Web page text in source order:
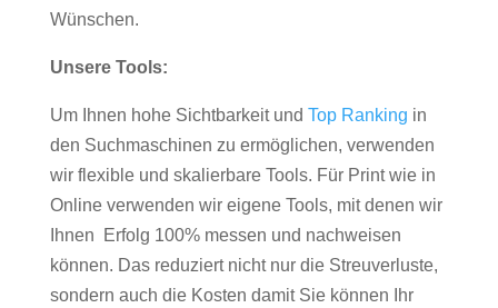
Wünschen.
Unsere Tools:
Um Ihnen hohe Sichtbarkeit und Top Ranking in
den Suchmaschinen zu ermöglichen, verwenden
wir flexible und skalierbare Tools. Für Print wie in
Online verwenden wir eigene Tools, mit denen wir
Ihnen Erfolg 100% messen und nachweisen
können. Das reduziert nicht nur die Streuverluste,
sondern auch die Kosten damit Sie können Ihr